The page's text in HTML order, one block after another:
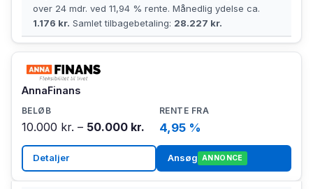
over 24 mdr. ved 11,94 % rente. Månedlig ydelse ca.
1.176 kr. Samlet tilbagebetaling: 28.227 kr.
AnnaFinans
10.000 kr. – 50.000 kr. 4,95 %
Detaljer Ansøg ANNONCE